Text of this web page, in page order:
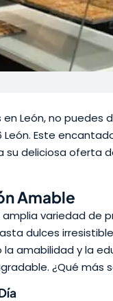
León, no puedes
León. Este
su deliciosa oferta
Amable
amplia variedad de
dulces
amabilidad y la
¿Qué más